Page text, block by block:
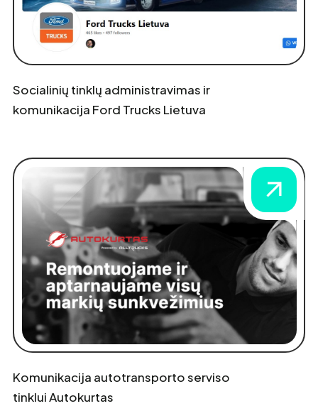
Socialinių tinklų administravimas ir
komunikacija Ford Trucks Lietuva
Komunikacija autotransporto serviso
tinklui Autokurtas